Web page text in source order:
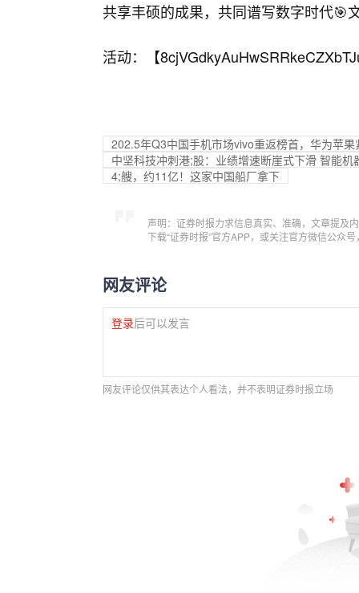
共享丰硕的成果，共同谱写数字时代🎯
活动：【
202.5年Q3中国手机市场vivo重返榜首，华为苹果
中坚科技冲刺港;股：业绩增速断崖式下滑 智能机
4;艘，约11亿！这家中国船厂拿下
声明：证券时报力求信息真实、准确，文章提及
下载“证券时报”官方APP，或关注官方微信公众
网友评论
登录后可以发言
网友评论仅供其表达个人看法，并不表明证券时报立场